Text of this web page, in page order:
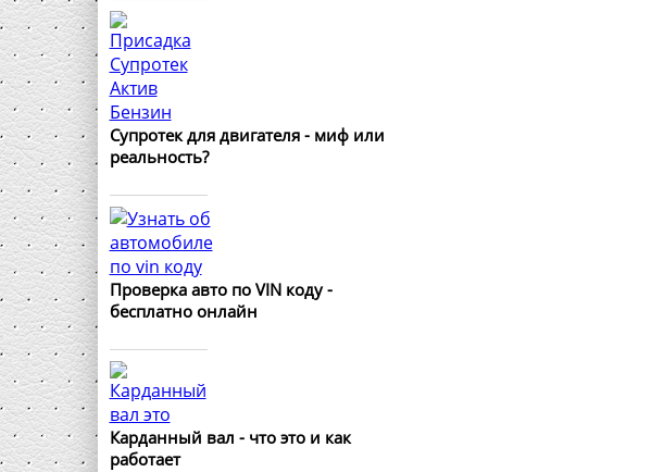
Супротек для двигателя - миф или
реальность?
Проверка авто по VIN коду -
бесплатно онлайн
Карданный вал - что это и как
работает